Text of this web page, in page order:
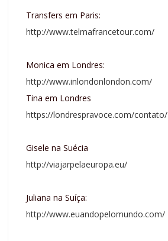
Transfers em Paris:
http://www.telmafrancetour.com/
Monica em Londres:
http://www.inlondonlondon.com/
Tina em Londres
https://londrespravoce.com/contato/
Gisele na Suécia
http://viajarpelaeuropa.eu/
Juliana na Suíça:
http://www.euandopelomundo.com/